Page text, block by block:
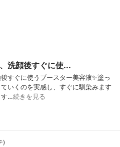
洗顔後すぐに使...
すぐに使うブースター美容液✨塗っ
いくのを実感し、すぐに馴染みます
す…続きを見る
)